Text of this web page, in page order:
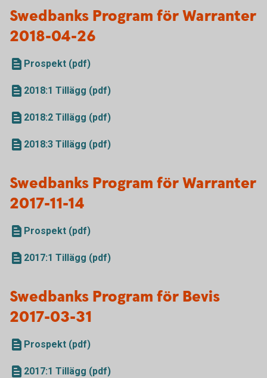
Swedbanks Program för Warranter
2018-04-26
Prospekt (pdf)
2018:1 Tillägg (pdf)
2018:2 Tillägg (pdf)
2018:3 Tillägg (pdf)
Swedbanks Program för Warranter
2017-11-14
Prospekt (pdf)
2017:1 Tillägg (pdf)
Swedbanks Program för Bevis
2017-03-31
Prospekt (pdf)
2017:1 Tillägg (pdf)